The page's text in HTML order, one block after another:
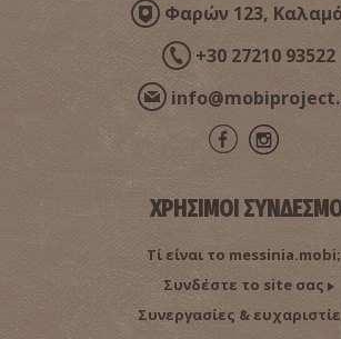
Φαρών 123,
+30 27210 93522
ΧΡΗΣΙΜΟΙ
Τί είναι το messinia.mobi;
Συνδέστε το site σας
Συνεργασίες &